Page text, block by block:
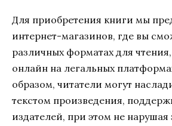
Для приобретения книги мы
интернет-магазинов, где вы
различных форматах для
онлайн на легальных
образом, читатели могут
текстом произведения,
издателей, при этом не нарушая